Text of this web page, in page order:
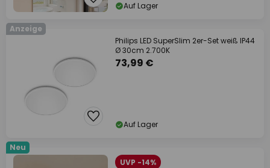
Auf Lager
Anzeige
Philips LED SuperSlim 2er-Set weiß IP44
Ø 30cm 2.700K
73,99 €
Auf Lager
Neu
UVP -14%